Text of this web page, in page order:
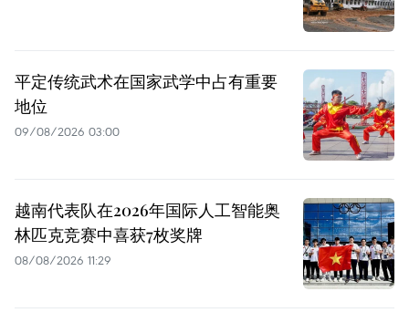
平定传统武术在国家武学中占有重要
地位
09/08/2026 03:00
越南代表队在2026年国际人工智能奥
林匹克竞赛中喜获7枚奖牌
08/08/2026 11:29